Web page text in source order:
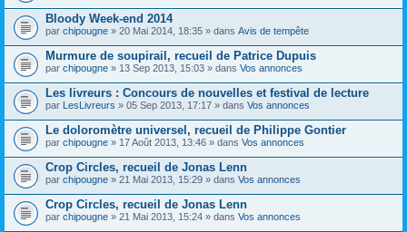
Bloody Week-end 2014
par chipougne » 20 Mai 2014, 18:35 » dans Avis de tempête
Murmure de soupirail, recueil de Patrice Dupuis
par chipougne » 13 Sep 2013, 15:03 » dans Vos annonces
Les livreurs : Concours de nouvelles et festival de lecture
par LesLivreurs » 05 Sep 2013, 17:17 » dans Vos annonces
Le doloromètre universel, recueil de Philippe Gontier
par chipougne » 17 Août 2013, 13:46 » dans Vos annonces
Crop Circles, recueil de Jonas Lenn
par chipougne » 21 Mai 2013, 15:29 » dans Vos annonces
Crop Circles, recueil de Jonas Lenn
par chipougne » 21 Mai 2013, 15:24 » dans Vos annonces